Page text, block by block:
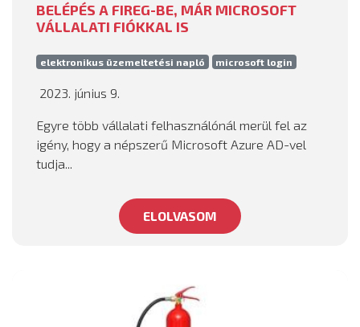
BELÉPÉS A FIREG-BE, MÁR MICROSOFT
VÁLLALATI FIÓKKAL IS
elektronikus üzemeltetési napló microsoft login
2023. június 9.
Egyre több vállalati felhasználónál merül fel az
igény, hogy a népszerű Microsoft Azure AD-vel
tudja...
ELOLVASOM